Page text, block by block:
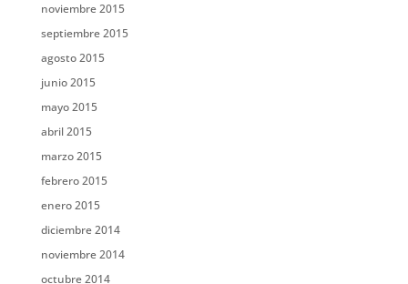
noviembre 2015
septiembre 2015
agosto 2015
junio 2015
mayo 2015
abril 2015
marzo 2015
febrero 2015
enero 2015
diciembre 2014
noviembre 2014
octubre 2014